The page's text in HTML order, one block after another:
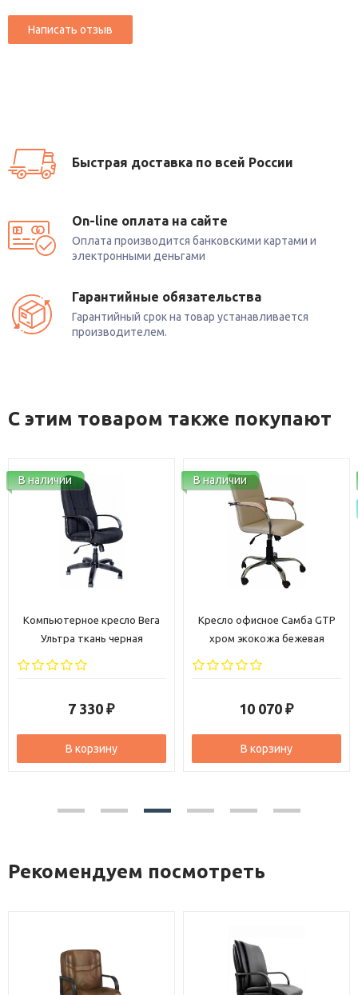
Быстрая доставка по всей России
On-line оплата на сайте
Оплата производится банковскими картами и
электронными деньгами
Гарантийные обязательства
Гарантийный срок на товар устанавливается
производителем.
С этим товаром также покупают
В наличии
Компьютерное кресло Вега
Ультра ткань черная
7 330 ₽
В корзину
В наличии
Кресло офисное Самба GTP
хром экокожа бежевая
10 070 ₽
В корзину
Рекомендуем посмотреть